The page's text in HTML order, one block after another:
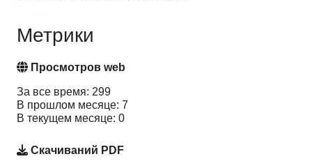
Метрики
Просмотров web
За все время: 299
В прошлом месяце: 7
В текущем месяце: 0
Скачиваний PDF